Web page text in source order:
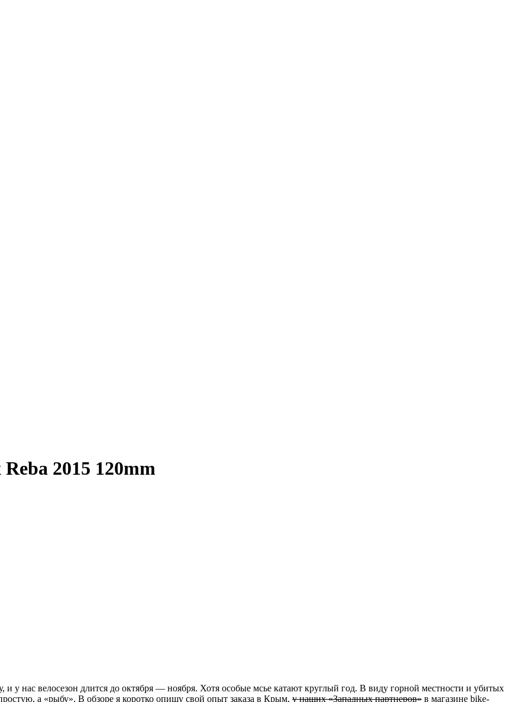
2015 120mm
и у нас велосезон длится до октября — ноября. Хотя особые мсье катают круглый год. В виду горной местности и убитых
а «рыбу». В обзоре я коротко опишу свой опыт заказа в Крым, у наших «Западных партнеров» в магазине bike-